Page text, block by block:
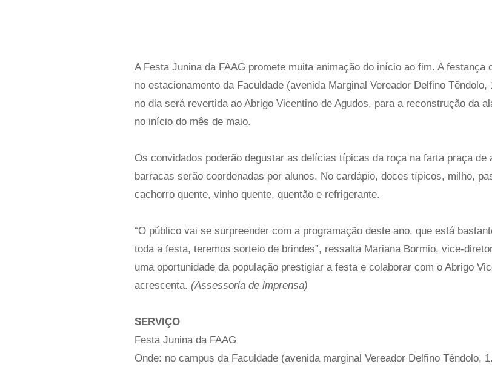
A Festa Junina da FAAG promete muita animação do início ao fim. A festança
no estacionamento da Faculdade (avenida Marginal Vereador Delfino
no dia será revertida ao Abrigo Vicentino de Agudos, para a reconstrução da
no início do mês de maio.
Os convidados poderão degustar as delícias típicas da roça na farta praça de
barracas serão coordenadas por alunos. No cardápio, doces típicos, milho,
cachorro quente, vinho quente, quentão e refrigerante.
“O público vai se surpreender com a programação deste ano, que está
toda a festa, teremos sorteio de brindes”, ressalta Mariana Bormio, vice-
uma oportunidade da população prestigiar a festa e colaborar com o Abrigo
acrescenta. (Assessoria de imprensa)
SERVIÇO
Festa Junina da FAAG
Onde: no campus da Faculdade (avenida marginal Vereador Delfino Têndolo,